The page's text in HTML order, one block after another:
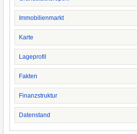
Immobilienmarkt
Karte
Lageprofil
Fakten
Finanzstruktur
Datenstand